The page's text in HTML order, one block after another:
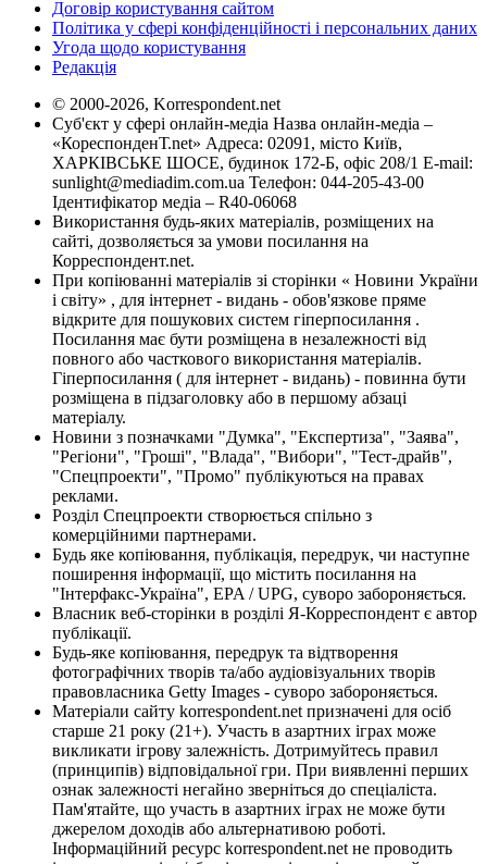
Договір користування сайтом
Політика у сфері конфіденційності і персональних даних
Угода щодо користування
Редакція
© 2000-2026, Korrespondent.net
Суб'єкт у сфері онлайн-медіа Назва онлайн-медіа –
«КореспонденТ.net» Адреса: 02091, місто Київ,
ХАРКІВСЬКЕ ШОСЕ, будинок 172-Б, офіс 208/1 E-mail:
sunlight@mediadim.com.ua Телефон: 044-205-43-00
Ідентифікатор медіа – R40-06068
Використання будь-яких матеріалів, розміщених на
сайті, дозволяється за умови посилання на
Корреспондент.net.
При копіюванні матеріалів зі сторінки « Новини України
і світу» , для інтернет - видань - обов'язкове пряме
відкрите для пошукових систем гіперпосилання .
Посилання має бути розміщена в незалежності від
повного або часткового використання матеріалів.
Гіперпосилання ( для інтернет - видань) - повинна бути
розміщена в підзаголовку або в першому абзаці
матеріалу.
Новини з позначками "Думка", "Експертиза", "Заява",
"Регіони", "Гроші", "Влада", "Вибори", "Тест-драйв",
"Спецпроекти", "Промо" публікуються на правах
реклами.
Розділ Спецпроекти створюється спільно з
комерційними партнерами.
Будь яке копіювання, публікація, передрук, чи наступне
поширення інформації, що містить посилання на
"Інтерфакс-Україна", EPA / UPG, суворо забороняється.
Власник веб-сторінки в розділі Я-Корреспондент є автор
публікації.
Будь-яке копіювання, передрук та відтворення
фотографічних творів та/або аудіовізуальних творів
правовласника Getty Images - суворо забороняється.
Матеріали сайту korrespondent.net призначені для осіб
старше 21 року (21+). Участь в азартних іграх може
викликати ігрову залежність. Дотримуйтесь правил
(принципів) відповідальної гри. При виявленні перших
ознак залежності негайно зверніться до спеціаліста.
Пам'ятайте, що участь в азартних іграх не може бути
джерелом доходів або альтернативою роботі.
Інформаційний ресурс korrespondent.net не проводить